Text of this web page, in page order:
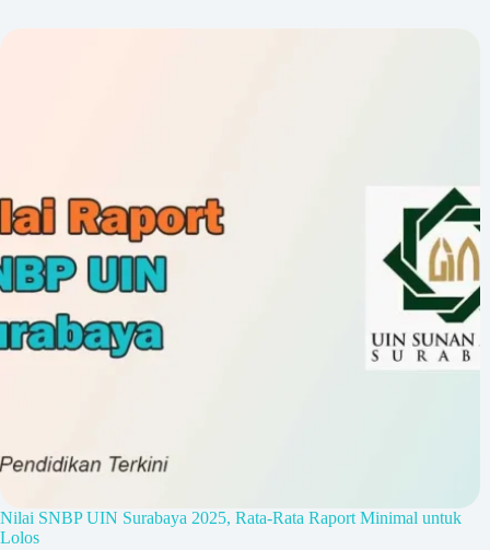
Nilai SNBP UIN Surabaya 2025, Rata-Rata Raport Minimal untuk
Lolos